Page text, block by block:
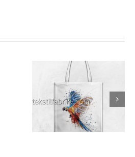
Mutfak Önlükleri